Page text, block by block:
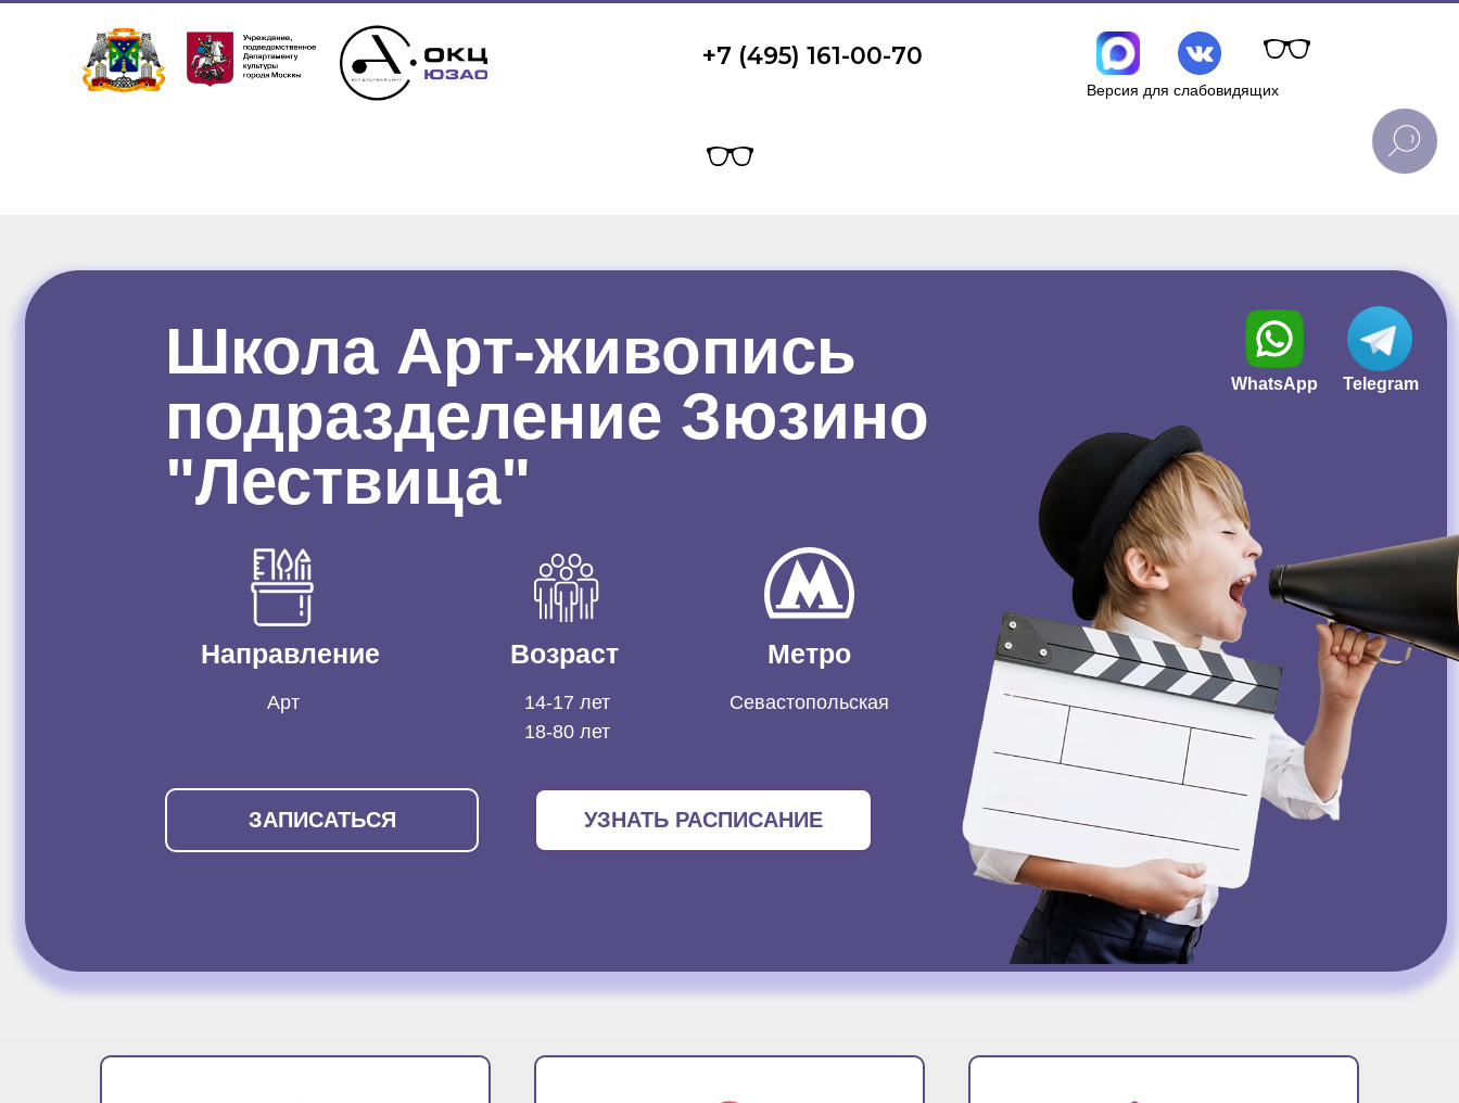
Версия для слабовидящих
+7 (495) 161-00-70
Школа Арт-живопись
подразделение Зюзино
"Лествица"
Направление
Арт
Возраст
14-17 лет
18-80 лет
Метро
Севастопольская
Telegram
WhatsApp
УЗНАТЬ РАСПИСАНИЕ
ЗАПИСАТЬСЯ